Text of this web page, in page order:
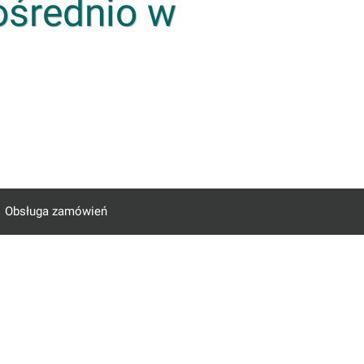
w
Obsługa zamówień